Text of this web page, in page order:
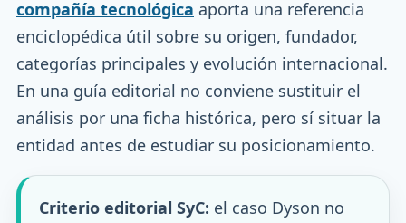
compañía tecnológica aporta una referencia
enciclopédica útil sobre su origen, fundador,
categorías principales y evolución internacional.
En una guía editorial no conviene sustituir el
análisis por una ficha histórica, pero sí situar la
entidad antes de estudiar su posicionamiento.
Criterio editorial SyC: el caso Dyson no